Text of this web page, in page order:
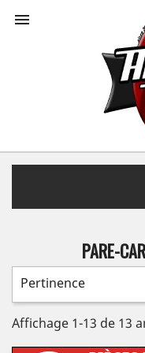

PARE-
Pertinence
Affichage 1-13 de 13